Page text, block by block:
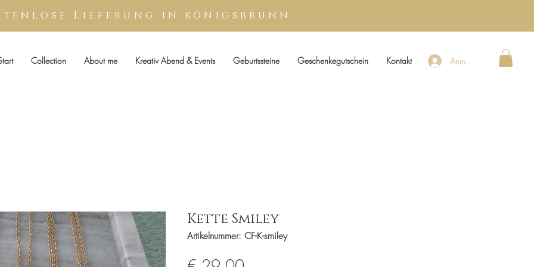
Collection About me Kreativ Abend & Events Geburtssteine Geschenkegutschein Kontakt Anmelden
Lieferung in königsbrunn
Kette Smiley
Artikelnummer: CF-K-smiley